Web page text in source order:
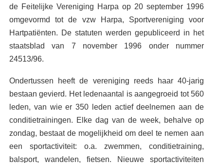
de Feitelijke Vereniging Harpa op 20 september 1996
omgevormd tot de vzw Harpa, Sportvereniging voor
Hartpatiënten. De statuten werden gepubliceerd in het
staatsblad van 7 november 1996 onder nummer
24513/96.
Ondertussen heeft de vereniging reeds haar 40-jarig
bestaan gevierd. Het ledenaantal is aangegroeid tot 560
leden, van wie er 350 leden actief deelnemen aan de
conditietrainingen. Elke dag van de week, behalve op
zondag, bestaat de mogelijkheid om deel te nemen aan
een sportactiviteit: o.a. zwemmen, conditietraining,
balsport, wandelen, fietsen. Nieuwe sportactiviteiten